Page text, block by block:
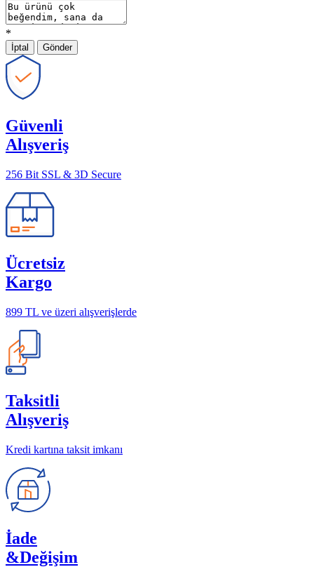
*
İptal Gönder
Güvenli
Alışveriş
256 Bit SSL & 3D Secure
Ücretsiz
Kargo
899 TL ve üzeri alışverişlerde
Taksitli
Alışveriş
Kredi kartına taksit imkanı
İade
&Değişim